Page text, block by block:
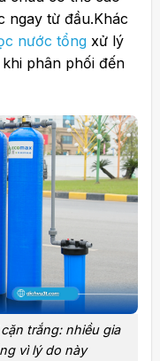
ngay từ đầu.Khác
nước tổngxử lý
phân phối đến
trắng: nhiều gia
vì lý do này